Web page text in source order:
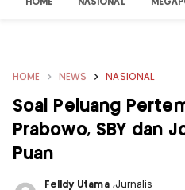
HOME NASIONAL
HOME NEWS NASIONAL
Soal Peluang
Prabowo, SBY dan
Puan
Felldy Utama ,Jurnalis